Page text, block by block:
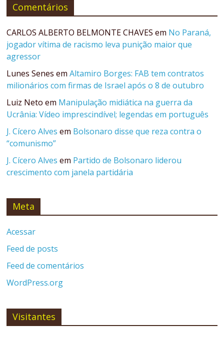
Comentários
CARLOS ALBERTO BELMONTE CHAVES em No Paraná,
jogador vítima de racismo leva punição maior que
agressor
Lunes Senes emAltamiro Borges: FAB tem contratos
milionários com firmas de Israel após o 8 de outubro
Luiz Neto em Manipulação midiática na guerra da
Ucrânia: Vídeo imprescindível; legendas em português
J. Cícero Alves em Bolsonaro disse que reza contra o
“comunismo”
J. Cícero Alves em Partido de Bolsonaro liderou
crescimento com janela partidária
Meta
Acessar
Feed de posts
Feed de comentários
WordPress.org
Visitantes